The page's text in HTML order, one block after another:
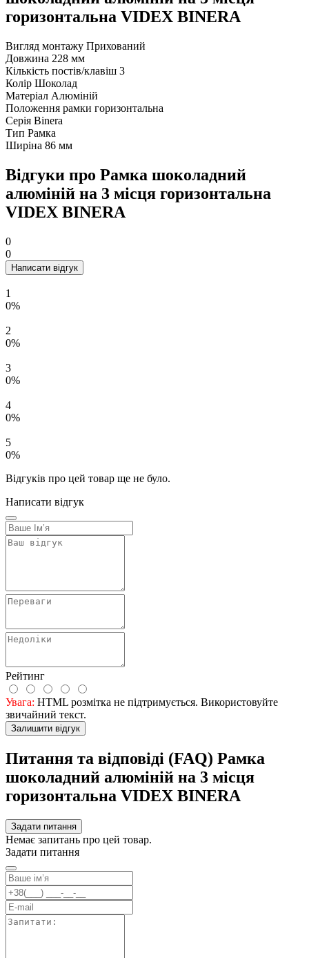
горизонтальна VIDEX BINERA
Вигляд монтажу Прихований
Довжина 228 мм
Кількість постів/клавіш 3
Колір Шоколад
Матеріал Алюміній
Положення рамки горизонтальна
Серія Binera
Тип Рамка
Ширіна 86 мм
Відгуки про Рамка шоколадний
алюміній на 3 місця горизонтальна
VIDEX BINERA
0
0
Написати відгук
1
0%
2
0%
3
0%
4
0%
5
0%
Відгуків про цей товар ще не було.
Написати відгук
Рейтинг
Увага: HTML розмітка не підтримується. Використовуйте
звичайний текст.
Залишити відгук
Питання та відповіді (FAQ) Рамка
шоколадний алюміній на 3 місця
горизонтальна VIDEX BINERA
Задати питання
Немає запитань про цей товар.
Задати питання